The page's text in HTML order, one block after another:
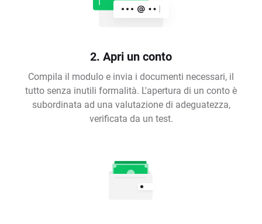
2. Apri un conto
Compila il modulo e invia i documenti necessari, il
tutto senza inutili formalità. L'apertura di un conto è
subordinata ad una valutazione di adeguatezza,
verificata da un test.